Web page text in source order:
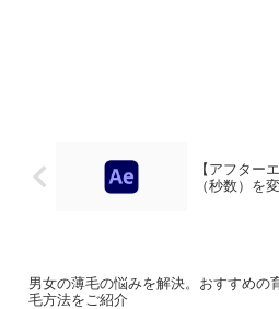
【アフター
（秒数）を
男女の薄毛の悩みを解決。おすすめの
毛方法をご紹介